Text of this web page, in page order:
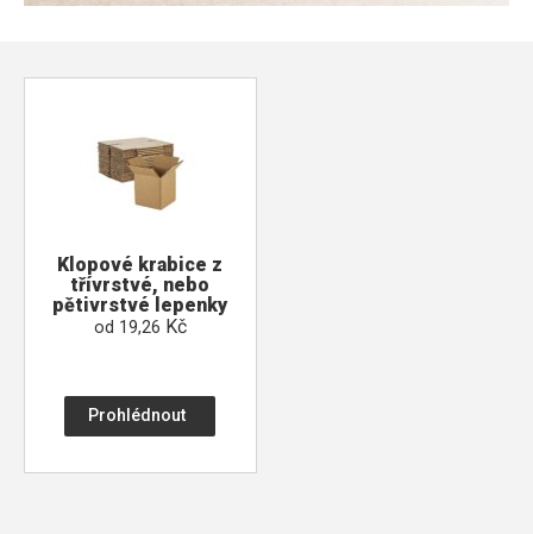
Klopové krabice z
třívrstvé, nebo
pětivrstvé lepenky
od 19,26 Kč
Prohlédnout